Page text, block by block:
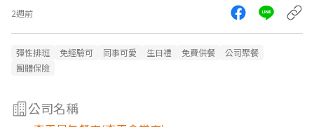
2週前
彈性排班 免經驗可 同事可愛 生日禮 免費供餐
公司聚餐
團體保險
公司名稱